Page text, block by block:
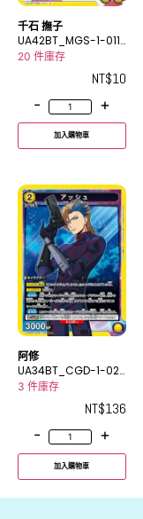
千石 撫子
UA42BT_MGS-1-011
U
20 件庫存
NT$10
-
+
加入購物車
阿修
UA34BT_CGD-1-02
5SR
3 件庫存
NT$136
-
+
加入購物車